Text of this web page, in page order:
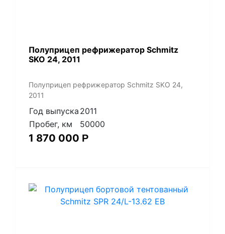
Полуприцеп рефрижератор Schmitz
SKO 24, 2011
Полуприцеп рефрижератор Schmitz SKO 24,
2011
Год выпуска 2011
Пробег, км
50000
1 870 000 Р